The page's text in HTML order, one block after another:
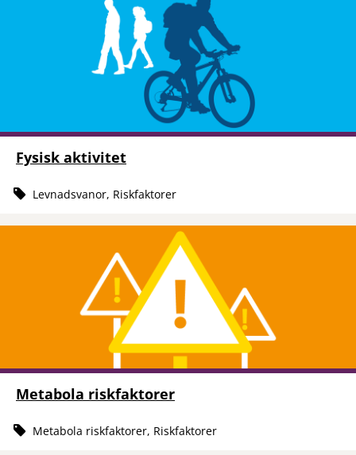
Fysisk aktivitet
Levnadsvanor, Riskfaktorer
Metabola riskfaktorer
Metabola riskfaktorer, Riskfaktorer